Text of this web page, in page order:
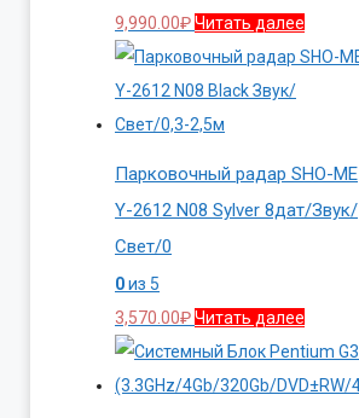
9,990.00₽Читать далее
Парковочный радар SHO-ME
Y-2612 N08 Sylver 8дат/Звук/
Свет/0
0из 5
3,570.00₽Читать далее